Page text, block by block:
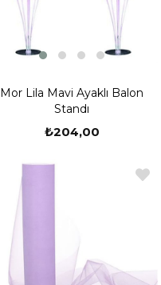
Mor Lila Mavi Ayaklı Balon
Standı
₺204,00